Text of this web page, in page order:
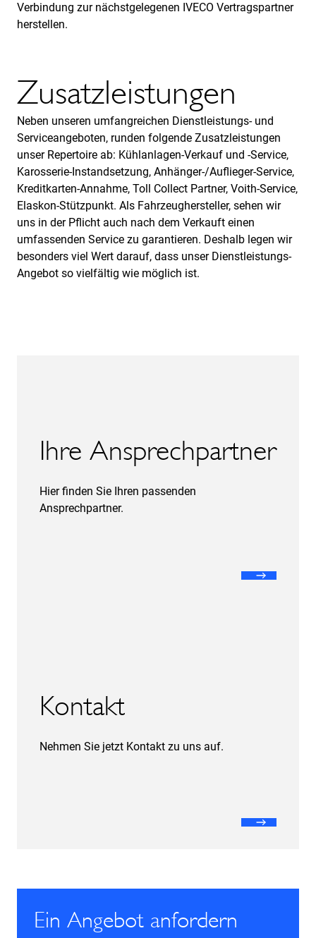
Verbindung zur nächstgelegenen IVECO Vertragspartner
herstellen.
Zusatzleistungen
Neben unseren umfangreichen Dienstleistungs- und
Serviceangeboten, runden folgende Zusatzleistungen
unser Repertoire ab: Kühlanlagen-Verkauf und -Service,
Karosserie-Instandsetzung, Anhänger-/Auflieger-Service,
Kreditkarten-Annahme, Toll Collect Partner, Voith-Service,
Elaskon-Stützpunkt. Als Fahrzeughersteller, sehen wir
uns in der Pflicht auch nach dem Verkauft einen
umfassenden Service zu garantieren. Deshalb legen wir
besonders viel Wert darauf, dass unser Dienstleistungs-
Angebot so vielfältig wie möglich ist.
Ihre Ansprechpartner
Hier finden Sie Ihren passenden
Ansprechpartner.
Kontakt
Nehmen Sie jetzt Kontakt zu uns auf.
Ein Angebot anfordern